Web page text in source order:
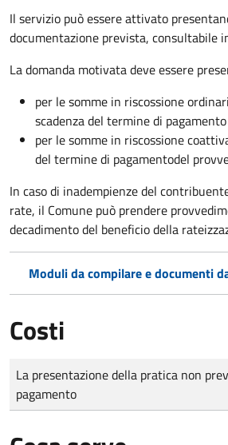
Il servizio può essere attivato
documentazione prevista, consultabile
La domanda motivata deve essere
per le somme in riscossione
scadenza del termine di
per le somme in riscossione
del termine di pagamentodel
In caso di inadempienze del
rate, il Comune può prendere
decadimentodel beneficio della
Moduli da compilare e documenti
Costi
Tipo di pagamento
Importo
La presentazione della pratica non
pagamento